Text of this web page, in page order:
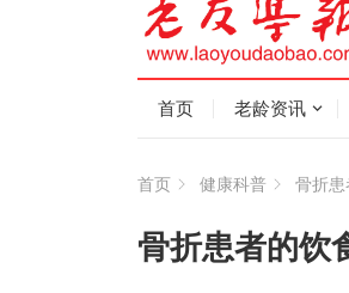
首页 老龄资讯
首页 健康科普 骨折
骨折患者的饮